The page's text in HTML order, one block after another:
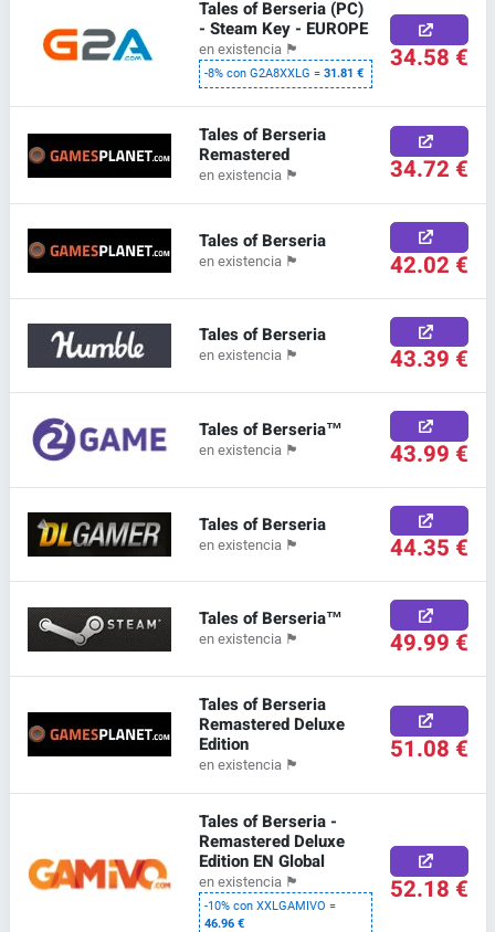
Tales of Berseria (PC)
- Steam Key - EUROPE
en existencia 🏴
-8% con G2A8XXLG =31.81 € 34.58 €
Tales of Berseria
Remastered
en existencia 🏴 34.72 €
Tales of Berseria
en existencia 🏴 42.02 €
Tales of Berseria
en existencia 🏴 43.39 €
Tales of Berseria™
en existencia 🏴 43.99 €
Tales of Berseria
en existencia 🏴 44.35 €
Tales of Berseria™
en existencia 🏴 49.99 €
Tales of Berseria
Remastered Deluxe
Edition
en existencia 🏴 51.08 €
Tales of Berseria -
Remastered Deluxe
Edition EN Global
en existencia 🏴
-10% con XXLGAMIVO =
46.96 €
52.18 €